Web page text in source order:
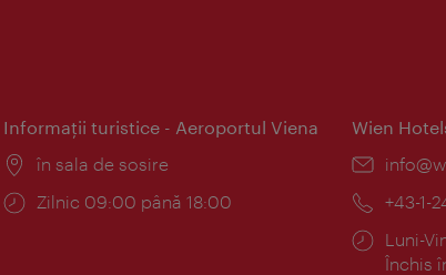
Informaţii turistice - Aeroportul Viena
Locul:
în sala de sosire
Program:
Zilnic 09:00 până 18:00
Wien
E-
+43-1-
Luni-
Închis